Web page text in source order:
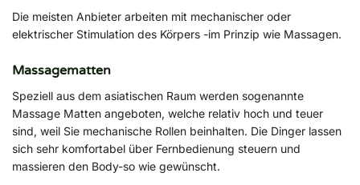
Die meisten Anbieter arbeiten mit mechanischer oder
elektrischer Stimulation des Körpers -im Prinzip wie Massagen.
Massagematten
Speziell aus dem asiatischen Raum werden sogenannte
Massage Matten angeboten, welche relativ hoch und teuer
sind, weil Sie mechanische Rollen beinhalten. Die Dinger lassen
sich sehr komfortabel über Fernbedienung steuern und
massieren den Body-so wie gewünscht.